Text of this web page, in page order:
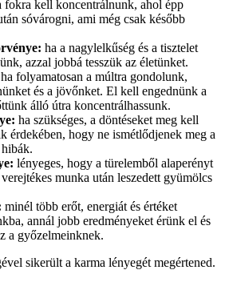
fokra kell koncentrálnunk, ahol épp
sóvárogni, ami még csak később
ha a nagylelkűség és a tisztelet
azzal jobbá tesszük az életünket.
ha folyamatosan a múltra gondolunk,
és a jövőnket. El kell engednünk a
álló útra koncentrálhassunk.
ha szükséges, a döntéseket meg kell
érdekében, hogy ne ismétlődjenek meg a
lényeges, hogy a türelemből alaperényt
munka után leszedett gyümölcs
minél több erőt, energiát és értéket
annál jobb eredményeket érünk el és
a győzelmeinknek.
sikerült a karma lényegét megértened.